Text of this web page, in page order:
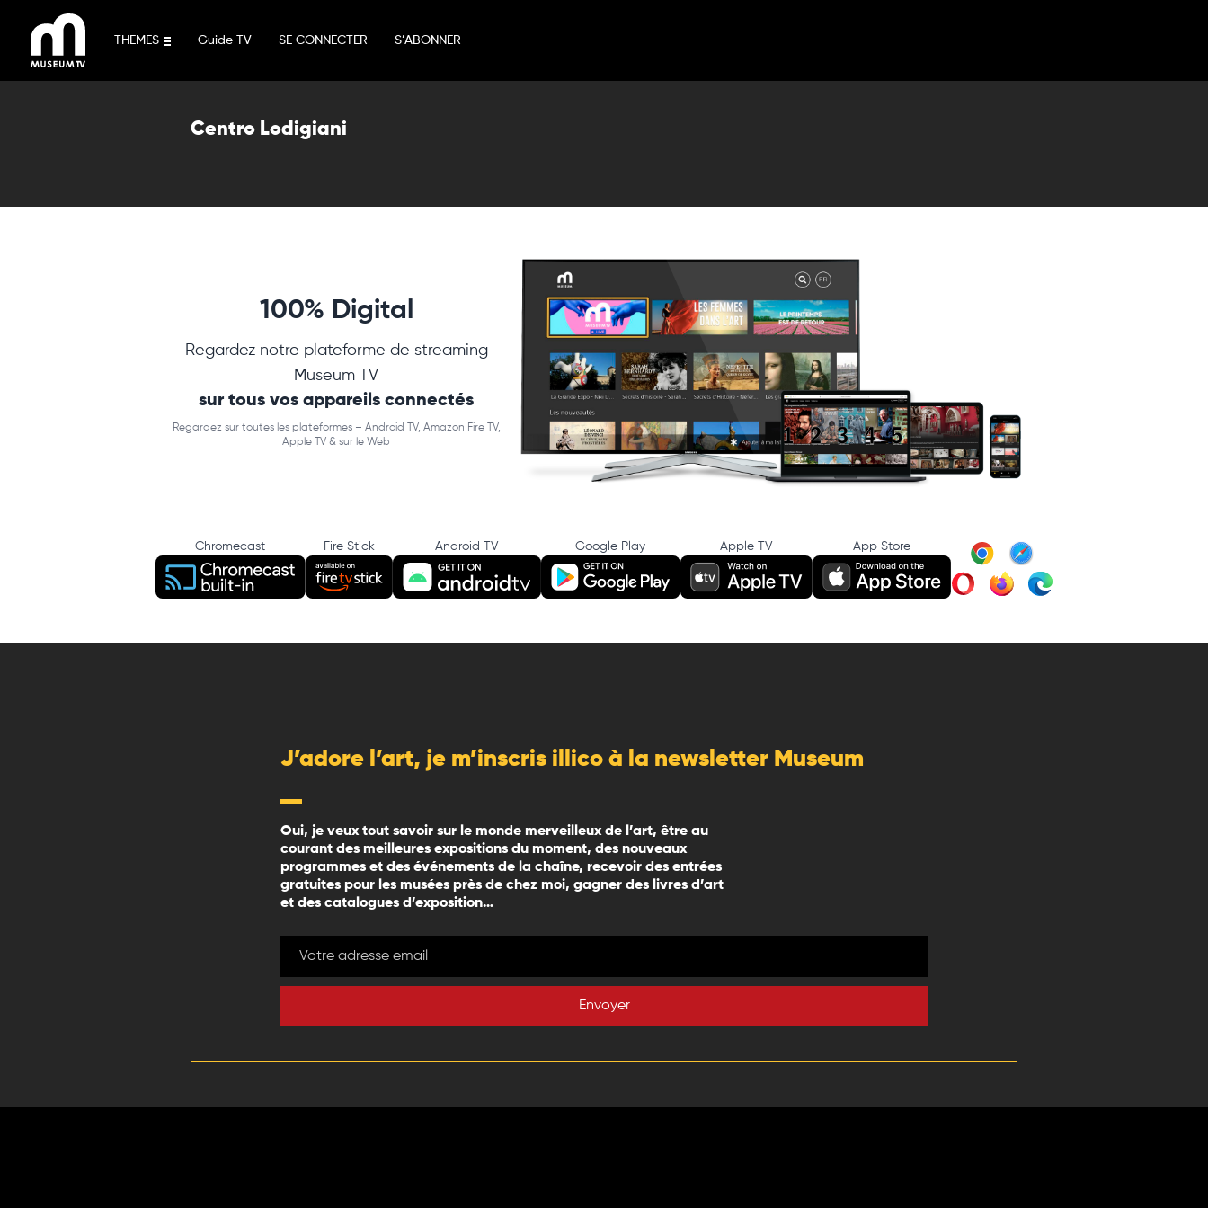
contenu
THEMES Guide TV SE CONNECTER S’ABONNER
Centro Lodigiani
100% Digital
Regardez notre plateforme de streaming
Museum TV
sur tous vos appareils connectés
Regardez sur toutes les plateformes – Android TV, Amazon Fire TV,
Apple TV & sur le Web
Chromecast Fire Stick Android TV Google Play Apple TV App Store
J’adore l’art, je m’inscris illico à la newsletter Museum
Oui, je veux tout savoir sur le monde merveilleux de l’art, être au
courant des meilleures expositions du moment, des nouveaux
programmes et des événements de la chaîne, recevoir des entrées
gratuites pour les musées près de chez moi, gagner des livres d’art
et des catalogues d’exposition…
Envoyer